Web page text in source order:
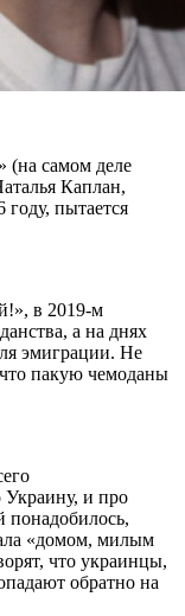
(на самом деле
Каплан,
году, пытается
в 2019-м
а на днях
эмиграции. Не
пакую чемоданы
Украину, и про
понадобилось,
«домом, милым
что украинцы,
обратно на